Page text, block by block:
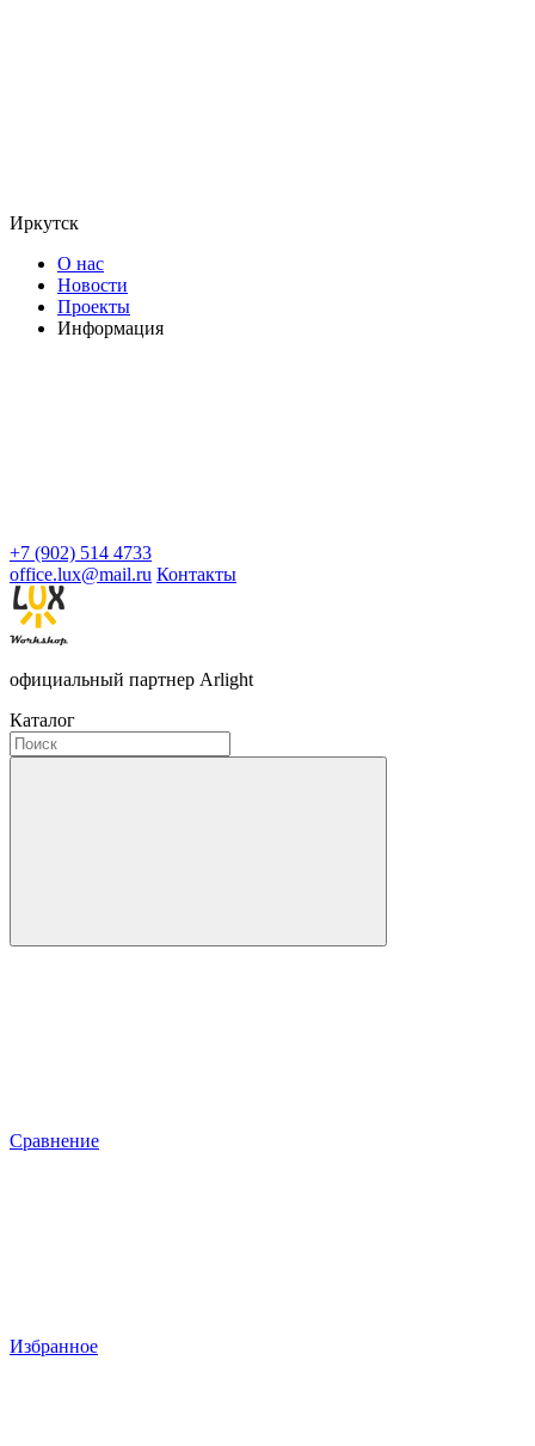
Иркутск
О нас
Новости
Проекты
Информация
+7 (902) 514 4733
office.lux@mail.ru Контакты
официальный партнер Arlight
Каталог
Сравнение
Избранное